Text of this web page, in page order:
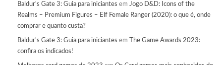
Baldur's Gate 3: Guia para iniciantes em Jogo D&D: Icons of the
Realms – Premium Figures – Elf Female Ranger (2020): o que é, onde
comprar e quanto custa?
Baldur's Gate 3: Guia para iniciantes em
The Game Awards 2023:
confira os indicados!